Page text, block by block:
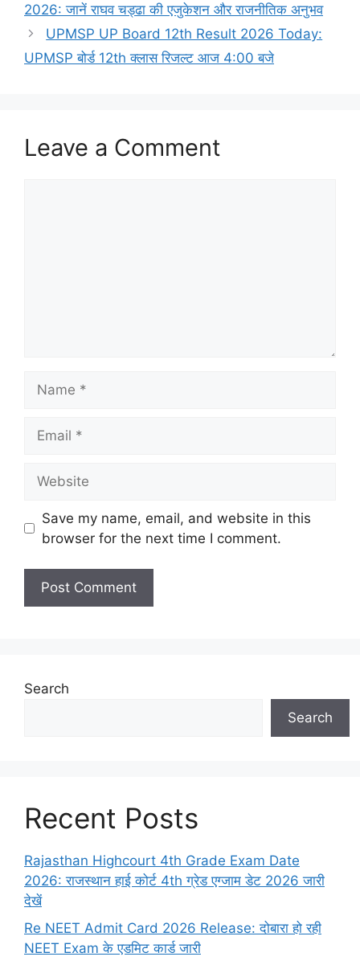
2026: जानें राघव चड्ढा की एजुकेशन और राजनीतिक अनुभव
UPMSP UP Board 12th Result 2026 Today:
UPMSP बोर्ड 12th क्लास रिजल्ट आज 4:00 बजे
Leave a Comment
Save my name, email, and website in this
browser for the next time I comment.
Search
Search
Recent Posts
Rajasthan Highcourt 4th Grade Exam Date
2026: राजस्थान हाई कोर्ट 4th ग्रेड एग्जाम डेट 2026 जारी
देखें
Re NEET Admit Card 2026 Release: दोबारा हो रही
NEET Exam के एडमिट कार्ड जारी